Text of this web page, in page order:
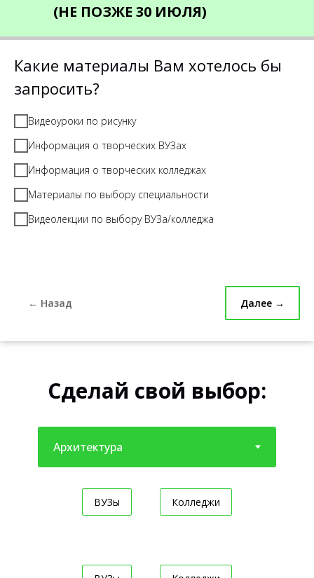
(НЕ ПОЗЖЕ 30 ИЮЛЯ)
Какие материалы Вам хотелось бы
запросить?
Видеоуроки по рисунку
Информация о творческих ВУЗах
Информация о творческих колледжах
Материалы по выбору специальности
Видеолекции по выбору ВУЗа/колледжа
← Назад Далее →
Сделай свой выбор:
ВУЗы Колледжи